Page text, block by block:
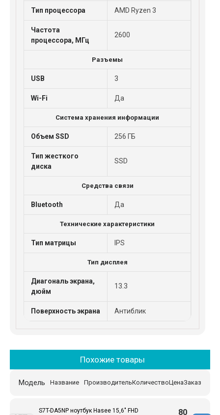
Тип процессора AMD Ryzen 3
Частота
процессора, МГц
2600
Разъемы
USB 3
Wi-Fi Да
Система хранения информации
Объем SSD 256 ГБ
Тип жесткого
диска
SSD
Средства связи
Bluetooth Да
Технические характеристики
Тип матрицы IPS
Тип дисплея
Диагональ экрана,
дюйм
13.3
Поверхность экрана Антиблик
Похожие товары
Название Производитель
Модель КоличествоЦенаЗаказ
S7T-DA5NP ноутбук Hasee 15,6" FHD
80